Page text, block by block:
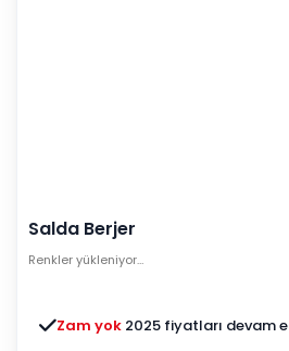
Salda Berjer
Renkler yükleniyor…
Zam yok 2025 fiyatları devam